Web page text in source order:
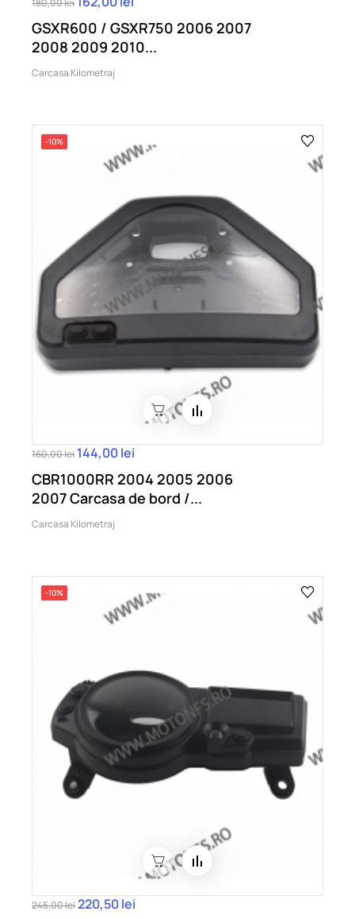
180,00 lei
GSXR600 / GSXR750 2006 2007
2008 2009 2010...
Carcasa Kilometraj
-10%
160,00 lei 144,00 lei
CBR1000RR 2004 2005 2006
2007 Carcasa de bord /...
Carcasa Kilometraj
-10%
245,00 lei220,50 lei